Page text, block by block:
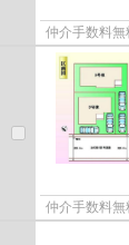
仲介手数料
仲介手数料